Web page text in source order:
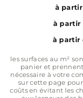
à partir
à partir
à partir
les surfaces au m²
panier et
nécessaire à votre
sur cette page
coûts en évitant les